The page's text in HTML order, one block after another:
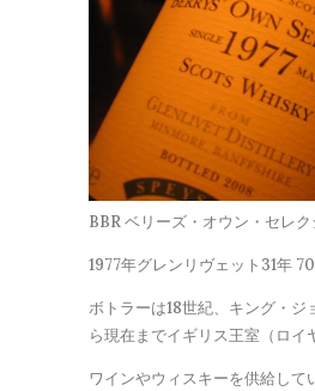
BBR ベリーズ・オウン・セレク
1977年グレンリヴェット31年
ボトラーは18世紀、キング・ジ
ら現在までイギリス王室（ロイ
ワインやウィスキーを供給して